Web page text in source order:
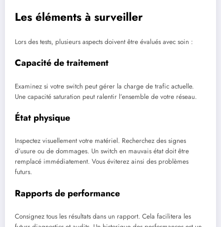
Les éléments à surveiller
Lors des tests, plusieurs aspects doivent être évalués avec soin :
Capacité de traitement
Examinez si votre switch peut gérer la charge de trafic actuelle.
Une capacité saturation peut ralentir l’ensemble de votre réseau.
État physique
Inspectez visuellement votre matériel. Recherchez des signes
d’usure ou de dommages. Un switch en mauvais état doit être
remplacé immédiatement. Vous éviterez ainsi des problèmes
futurs.
Rapports de performance
Consignez tous les résultats dans un rapport. Cela facilitera les